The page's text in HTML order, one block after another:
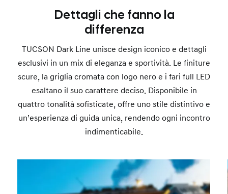
Dettagli che fanno la
differenza
TUCSON Dark Line unisce design iconico e dettagli
esclusivi in un mix di eleganza e sportività. Le finiture
scure, la griglia cromata con logo nero e i fari full LED
esaltano il suo carattere deciso. Disponibile in
quattro tonalità sofisticate, offre uno stile distintivo e
un’esperienza di guida unica, rendendo ogni incontro
indimenticabile.